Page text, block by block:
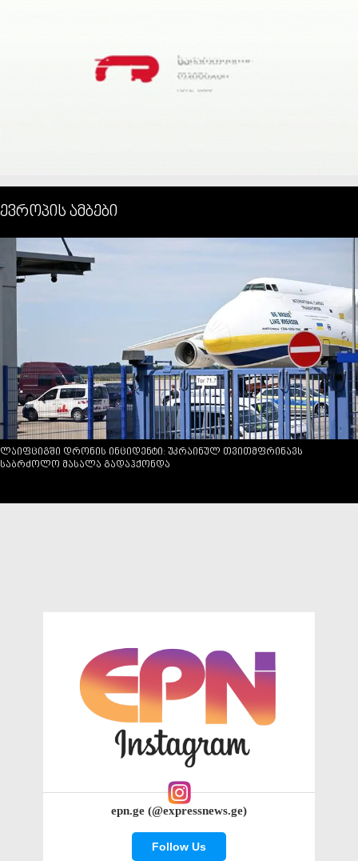
ევროპის ამბები
ლაიფციგში დრონის ინციდენტი: უკრაინულ თვითმფრინავს
საბრძოლო მასალა გადაჰქონდა
epn.ge (@expressnews.ge)
Follow Us